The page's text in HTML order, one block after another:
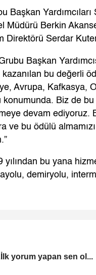
Başkan Yardımcıları
Müdürü Berkin
Direktörü Serdar Kuter
Başkan
bu değerli
Avrupa, Kafkasya,
konumunda. Biz de
devam ediyoruz.
ve bu ödülü
yılından bu yana
demiryolu,
İlk yorum yapan sen ol...